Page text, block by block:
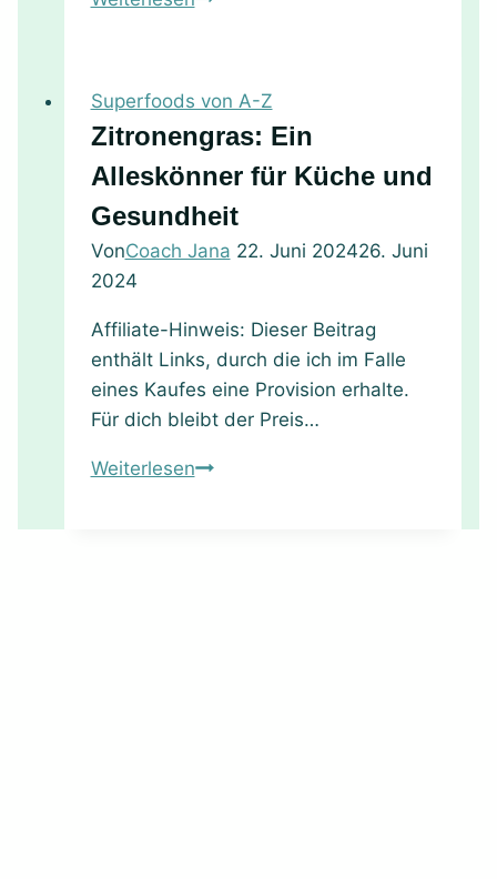
–
mit
9
Rezepten
Superfoods von A-Z
Zitronengras: Ein
Alleskönner für Küche und
Gesundheit
VonCoach Jana 22. Juni 202426. Juni
2024
Affiliate-Hinweis: Dieser Beitrag
enthält Links, durch die ich im Falle
eines Kaufes eine Provision erhalte.
Für dich bleibt der Preis…
WeiterlesenZitronengras: